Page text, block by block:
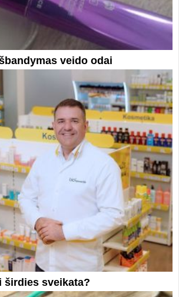
veido odai
širdies sveikata?